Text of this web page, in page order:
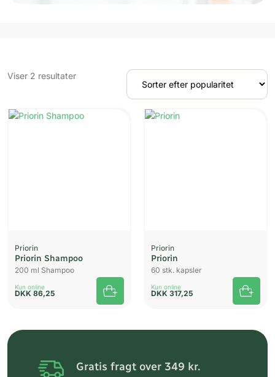
Viser 2 resultaterSorteret
Priorin
Priorin Shampoo
200 ml Shampoo
Kun online
DKK 86,25
Priorin
Priorin
60 stk. kapsler
Kun online
DKK 317,25
Gratis fragt over 349 kr.